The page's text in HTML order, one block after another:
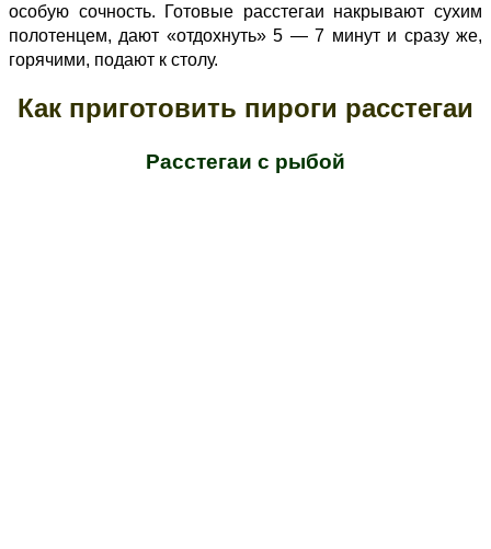
особую сочность. Готовые расстегаи накрывают сухим
полотенцем, дают «отдохнуть» 5 — 7 минут и сразу же,
горячими, подают к столу.
Как приготовить пироги расстегаи
Расстегаи с рыбой